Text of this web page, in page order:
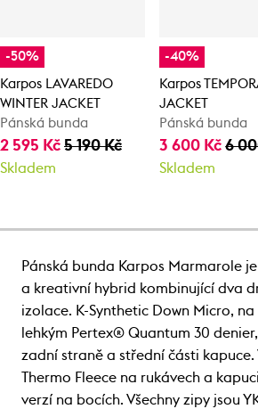
-50%
Karpos LAVAREDO
WINTER JACKET
Pánská bunda
2 595 Kč 5 190 Kč
Skladem
-40%
Karpos
JACKET
Pánská bunda
3 600 Kč6
Skladem
Pánská bunda Karpos Marmarole
a kreativní hybrid kombinující dva
izolace. K-Synthetic Down Micro,
lehkým Pertex® Quantum 30
zadní straně a střední části kapuce.
Thermo Fleece na rukávech a
verzí na bocích. Všechny zipy jsou